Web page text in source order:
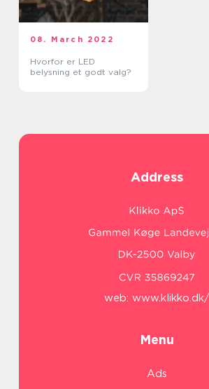
08. March 2022
Hvorfor er LED
belysning et godt valg?
Address
web: www.klikko.dk/
Menu
Ads